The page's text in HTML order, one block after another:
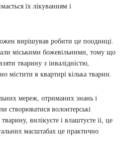
їх лікуванням і
вирішував робити це поодинці.
міськими божевільними, тому що
тварину з інвалідністю,
містити в квартирі кілька тварин.
мереж, отриманих знань і
створюватися волонтерські
вилікуєте і влаштуєте іі, це
масштабах це практично